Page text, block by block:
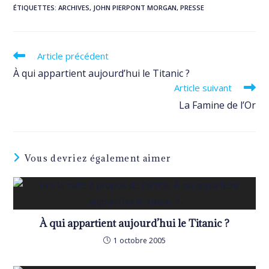
ÉTIQUETTES:ARCHIVES, JOHN PIERPONT MORGAN, PRESSE
Read
more
articles
Article précédent
À qui appartient aujourd’hui le Titanic ?
Article suivant
La Famine de l’Or
Vous devriez également aimer
À qui appartient aujourd’hui le Titanic ?
1 octobre 2005